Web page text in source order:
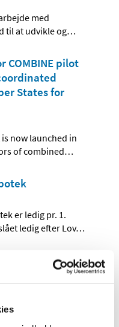
med
til at udvikle og…
COMBINE pilot
States for
now launched in
of combined…
er ledig pr. 1.
ledig efter Lov…
to